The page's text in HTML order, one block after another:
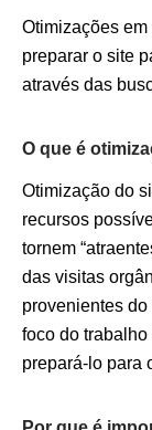
Otimizações
preparar o site
através das
O que é
Otimização do
recursos
tornem
das visitas
provenientes
foco do
prepará-lo para